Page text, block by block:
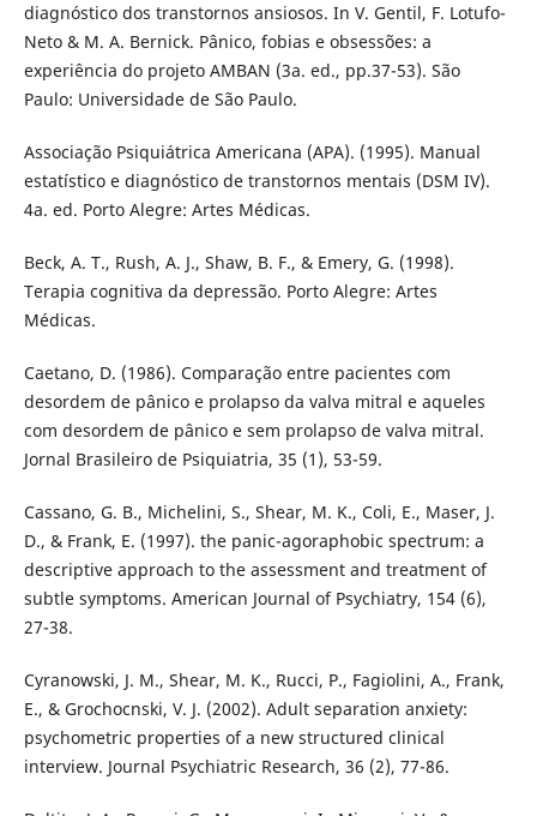
diagnóstico dos transtornos ansiosos. In V. Gentil, F. Lotufo-
Neto & M. A. Bernick. Pânico, fobias e obsessões: a
experiência do projeto AMBAN (3a. ed., pp.37-53). São
Paulo: Universidade de São Paulo.
Associação Psiquiátrica Americana (APA). (1995). Manual
estatístico e diagnóstico de transtornos mentais (DSM IV).
4a. ed. Porto Alegre: Artes Médicas.
Beck, A. T., Rush, A. J., Shaw, B. F., & Emery, G. (1998).
Terapia cognitiva da depressão. Porto Alegre: Artes
Médicas.
Caetano, D. (1986). Comparação entre pacientes com
desordem de pânico e prolapso da valva mitral e aqueles
com desordem de pânico e sem prolapso de valva mitral.
Jornal Brasileiro de Psiquiatria, 35 (1), 53-59.
Cassano, G. B., Michelini, S., Shear, M. K., Coli, E., Maser, J.
D., & Frank, E. (1997). the panic-agoraphobic spectrum: a
descriptive approach to the assessment and treatment of
subtle symptoms. American Journal of Psychiatry, 154 (6),
27-38.
Cyranowski, J. M., Shear, M. K., Rucci, P., Fagiolini, A., Frank,
E., & Grochocnski, V. J. (2002). Adult separation anxiety:
psychometric properties of a new structured clinical
interview. Journal Psychiatric Research, 36 (2), 77-86.